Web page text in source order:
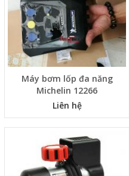
SẢN PHẨM LIÊN QUAN
Máy bơm lốp đa năng
Michelin 12266
Liên hệ